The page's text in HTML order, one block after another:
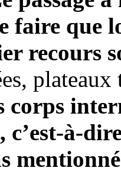
faire que
recours
corps
c’est-à-